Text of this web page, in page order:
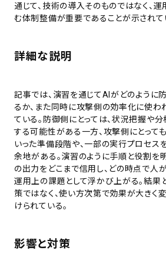
通じて、技術の導入そのものではなく、
む体制整備が重要であることが示されて
詳細な説明
記事では、演習を通じてAIがどのように
るか、また同時に攻撃側の効率化に使わ
ている。防御側にとっては、状況把握や
する可能性がある一方、攻撃側にとって
いった準備段階や、一部の実行プロセス
余地がある。演習のように手順と役割を
の出力をどこまで信用し、どの時点で人
運用上の課題として浮かび上がる。結果
策ではなく、使い方次第で効果が大きく
けられている。
影響と対策